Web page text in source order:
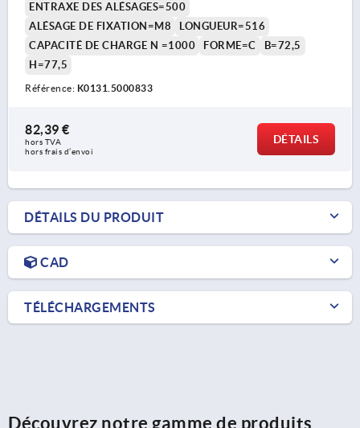
ENTRAXE DES ALÉSAGES=500
ALÉSAGE DE FIXATION=M8
LONGUEUR=516
CAPACITÉ DE CHARGE N =1000
FORME=C
B=72,5
H=77,5
Référence: K0131.5000833
82,39 €
hors TVA
hors frais d’envoi
DÉTAILS
DÉTAILS DU PRODUIT
CAD
TÉLÉCHARGEMENTS
Découvrez notre gamme de produits